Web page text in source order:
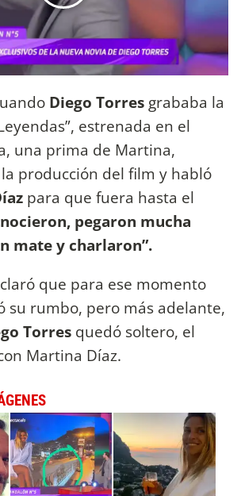
Diego Torres grababa la
estrenada en el
una prima de Martina,
producción del film y habló
para que fuera hasta el
pegaron mucha
mate y charlaron”.
que para ese momento
su rumbo, pero más adelante,
Torres quedó soltero, el
Martina Díaz.